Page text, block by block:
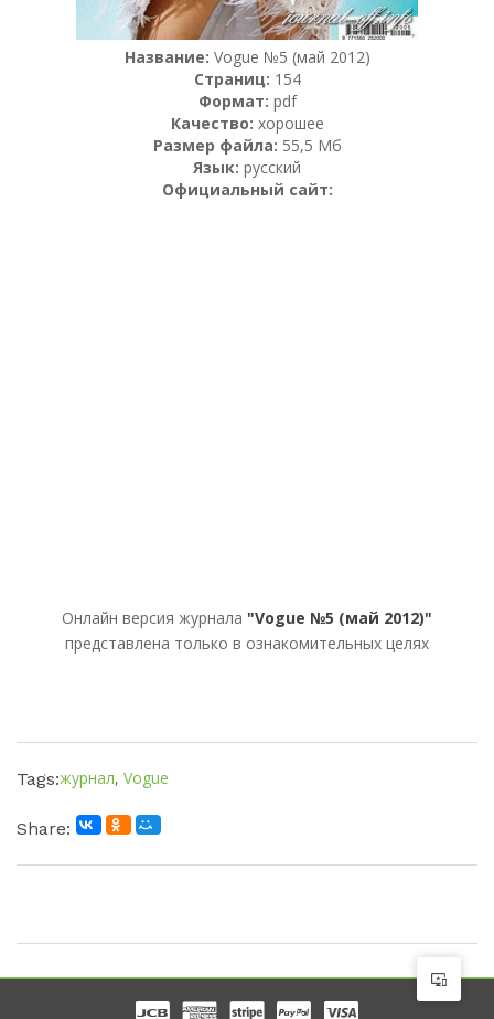
Название: Vogue №5 (май 2012)
Страниц: 154
Формат: pdf
Качество: хорошее
Размер файла: 55,5 Мб
Язык: русский
Официальный сайт:
Онлайн версия журнала "Vogue №5 (май 2012)"
представлена только в ознакомительных целях
Tags:журнал, Vogue
Share: